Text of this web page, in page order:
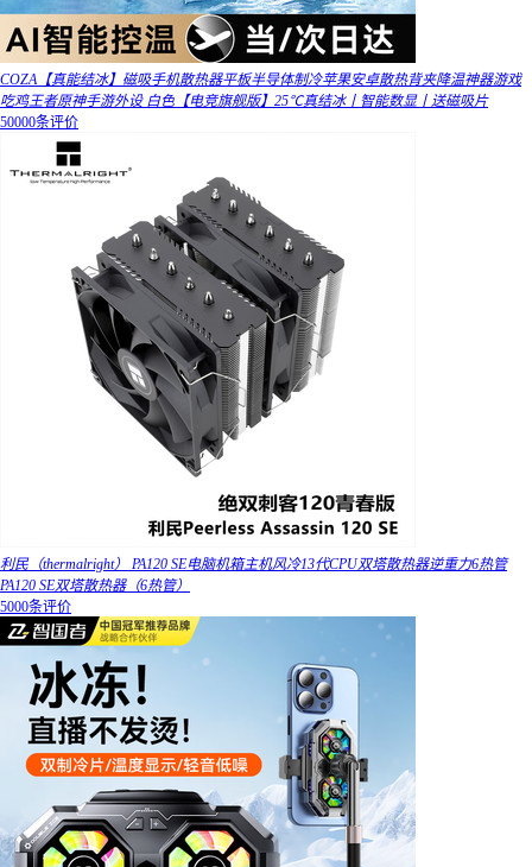
COZA【真能结冰】磁吸手机散热器平板半导体制冷苹果安卓散热背夹降温神器游戏
吃鸡王者原神手游外设 白色【电竞旗舰版】25℃真结冰丨智能数显丨送磁吸片
50000条评价
利民（thermalright） PA120 SE电脑机箱主机风冷13代CPU双塔散热器逆重力6热管
PA120 SE双塔散热器（6热管）
5000条评价